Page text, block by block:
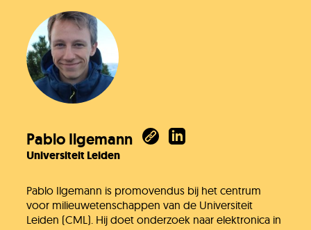
Pablo Ilgemann
Universiteit Leiden
Pablo Ilgemann is promovendus bij het centrum
voor milieuwetenschappen van de Universiteit
Leiden (CML). Hij doet onderzoek naar elektronica in